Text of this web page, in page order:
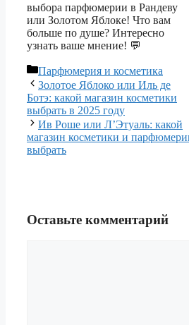
выбора парфюмерии в Рандеву
или Золотом Яблоке! Что вам
больше по душе? Интересно
узнать ваше мнение! 💬
Рубрики
Парфюмерия и косметика
Золотое Яблоко или Иль де
Ботэ: какой магазин косметики
выбрать в 2025 году
Ив Роше или Л’Этуаль: какой
магазин косметики и
выбрать
Оставьте комментарий